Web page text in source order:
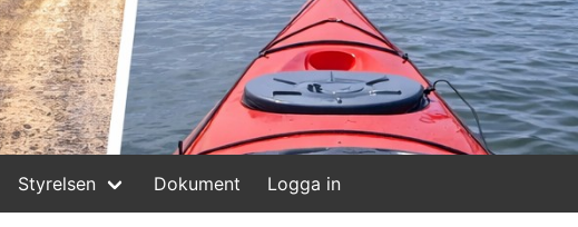
Styrelsen Dokument Logga in